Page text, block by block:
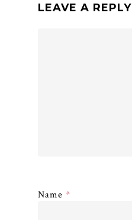
LEAVE A REPLY
Name *